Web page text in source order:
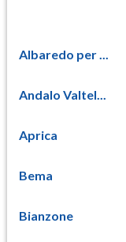
Albaredo per ...
Andalo Valtel...
Aprica
Bema
Bianzone